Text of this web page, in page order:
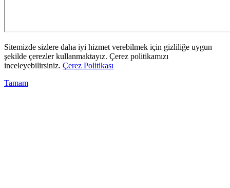
Sitemizde sizlere daha iyi hizmet verebilmek için gizliliğe uygun
şekilde çerezler kullanmaktayız. Çerez politikamızı
inceleyebilirsiniz. Çerez Politikası
Tamam